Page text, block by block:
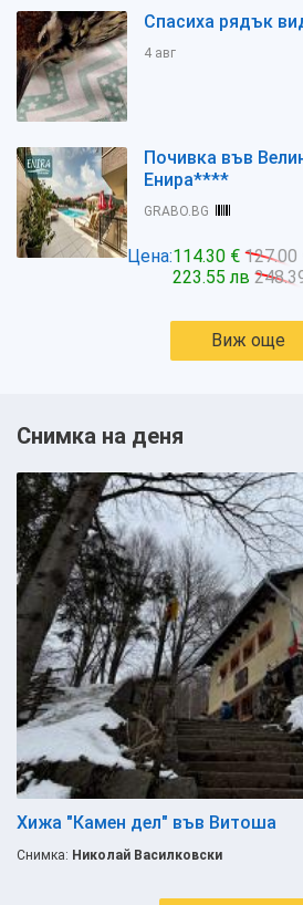
Спасиха рядък
4 авг
Почивка във
Енира****
GRABO.BG
Цена:114.30 € 127.00
223.55 лв
Виж още
Снимка на деня
Хижа "Камен дел" във Витоша
Снимка: Николай Василковски